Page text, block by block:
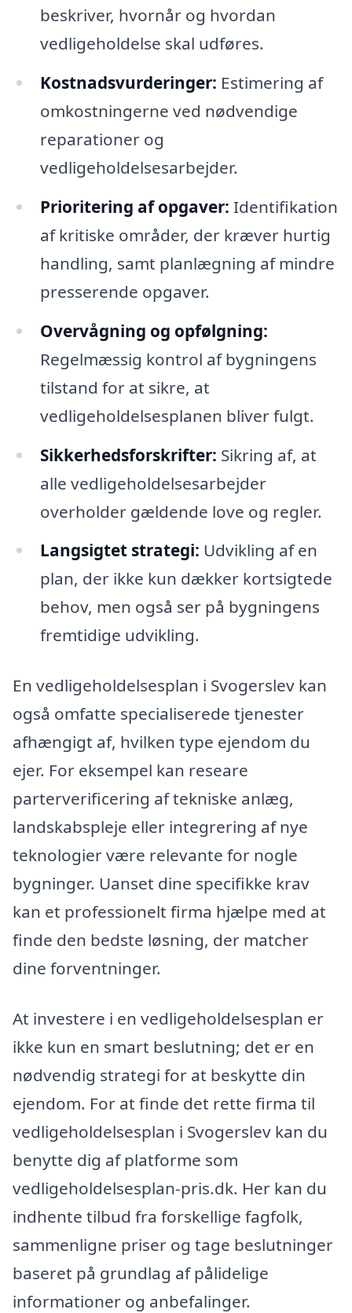
beskriver, hvornår og hvordan
vedligeholdelse skal udføres.
Kostnadsvurderinger: Estimering af
omkostningerne ved nødvendige
reparationer og
vedligeholdelsesarbejder.
Prioritering af opgaver: Identifikation
af kritiske områder, der kræver hurtig
handling, samt planlægning af mindre
presserende opgaver.
Overvågning og opfølgning:
Regelmæssig kontrol af bygningens
tilstand for at sikre, at
vedligeholdelsesplanen bliver fulgt.
Sikkerhedsforskrifter: Sikring af, at
alle vedligeholdelsesarbejder
overholder gældende love og regler.
Langsigtet strategi: Udvikling af en
plan, der ikke kun dækker kortsigtede
behov, men også ser på bygningens
fremtidige udvikling.
En vedligeholdelsesplan i Svogerslev kan
også omfatte specialiserede tjenester
afhængigt af, hvilken type ejendom du
ejer. For eksempel kan researe
parterverificering af tekniske anlæg,
landskabspleje eller integrering af nye
teknologier være relevante for nogle
bygninger. Uanset dine specifikke krav
kan et professionelt firma hjælpe med at
finde den bedste løsning, der matcher
dine forventninger.
At investere i en vedligeholdelsesplan er
ikke kun en smart beslutning; det er en
nødvendig strategi for at beskytte din
ejendom. For at finde det rette firma til
vedligeholdelsesplan i Svogerslev kan du
benytte dig af platforme som
vedligeholdelsesplan-pris.dk. Her kan du
indhente tilbud fra forskellige fagfolk,
sammenligne priser og tage beslutninger
baseret på grundlag af pålidelige
informationer og anbefalinger.